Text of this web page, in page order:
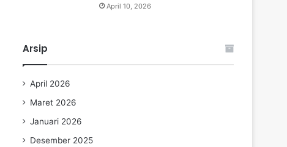
April 10, 2026
Arsip
April 2026
Maret 2026
Januari 2026
Desember 2025